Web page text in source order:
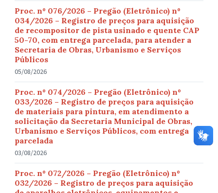
Proc. nº 076/2026 – Pregão (Eletrônico) nº
034/2026 – Registro de preços para aquisição
de recompositor de pista usinado e quente CAP
50-70, com entrega parcelada, para atender a
Secretaria de Obras, Urbanismo e Serviços
Públicos
05/08/2026
Proc. nº 074/2026 – Pregão (Eletrônico) nº
033/2026 – Registro de preços para aquisição
de materiais para pintura, em atendimento a
solicitação da Secretaria Municipal de Obras,
Urbanismo e Serviços Públicos, com entrega
parcelada
03/08/2026
Proc. nº 072/2026 – Pregão (Eletrônico) nº
032/2026 – Registro de preços para aquisição